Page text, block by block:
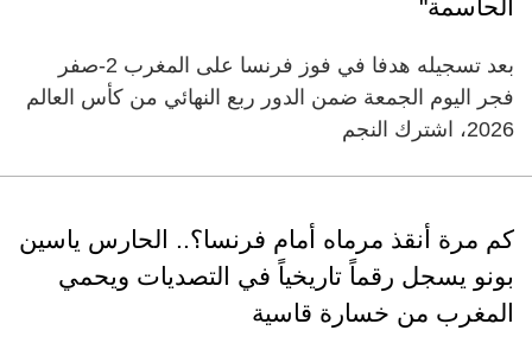
الحاسمة"
بعد تسجيله هدفا في فوز فرنسا على المغرب 2-صفر
فجر اليوم الجمعة ضمن الدور ربع النهائي من كأس العالم
2026، اشترك النجم
كم مرة أنقذ مرماه أمام فرنسا؟.. الحارس ياسين
بونو يسجل رقماً تاريخياً في التصديات ويحمي
المغرب من خسارة قاسية